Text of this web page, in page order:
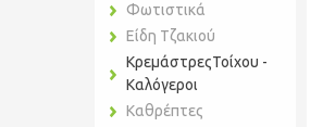
Φωτιστικά
Είδη Τζακιού
ΚρεμάστρεςΤοίχου -
Καλόγεροι
Καθρέπτες